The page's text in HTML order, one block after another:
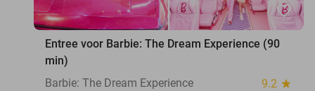
favorite_border
Entree voor Barbie: The Dream Experience (90
min)
Barbie: The Dream Experience
9.2 star